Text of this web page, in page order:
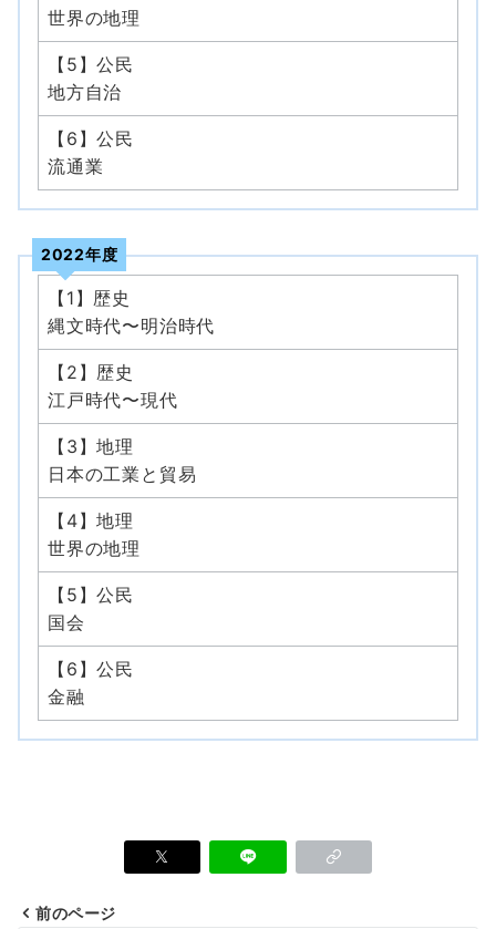
世界の地理
【5】公民
地方自治
【6】公民
流通業
2022年度
【1】歴史
縄文時代〜明治時代
【2】歴史
江戸時代〜現代
【3】地理
日本の工業と貿易
【4】地理
世界の地理
【5】公民
国会
【6】公民
金融
前のページ